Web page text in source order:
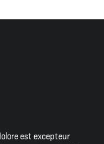
est excepteur